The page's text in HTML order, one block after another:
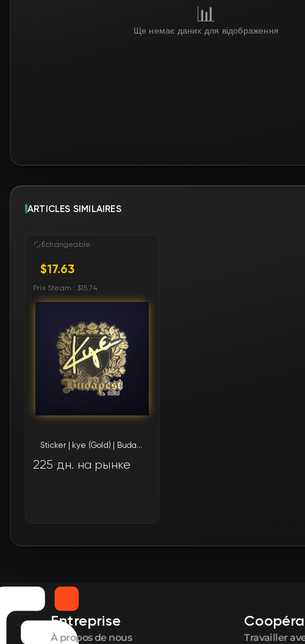
📊
Ще немає даних для відображення
ARTICLES SIMILAIRES
Échangeable
$17.63
Prix Steam : $15.74
Sticker | kye (Gold) | Budapest 2025
225 дн. на рынке
Entreprise
À propos de nous
Travailler